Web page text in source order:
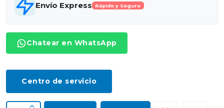
Envío Express Rápido y Seguro
Chatear en WhatsApp
Centro de servicio